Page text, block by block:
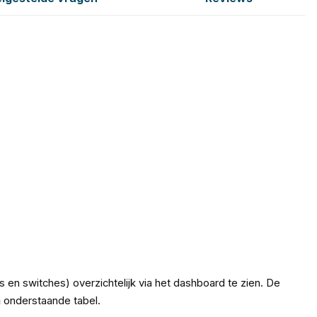
en switches) overzichtelijk via het dashboard te zien. De
onderstaande tabel.